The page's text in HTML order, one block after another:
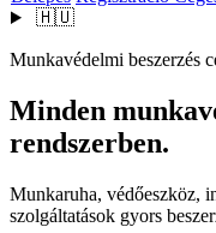
🇭🇺
Munkavédelmi beszerzés
Minden
rendszerben.
Munkaruha, védőeszköz,
szolgáltatások gyors